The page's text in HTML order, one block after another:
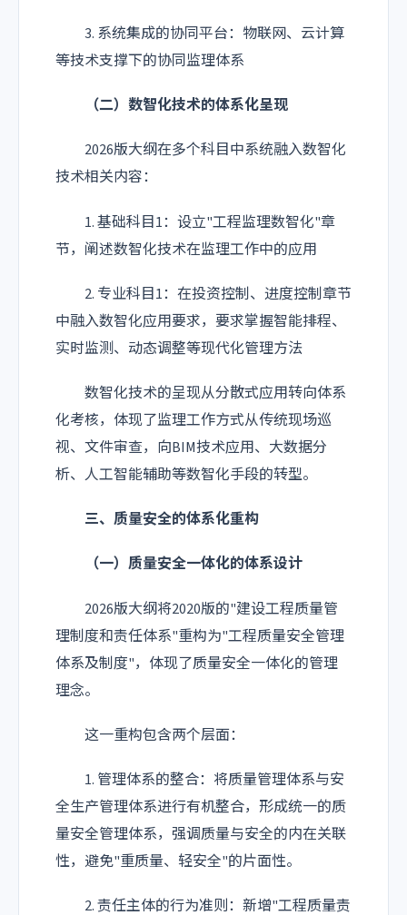
3. 系统集成的协同平台：物联网、云计算
等技术支撑下的协同监理体系
（二）数智化技术的体系化呈现
2026版大纲在多个科目中系统融入数智化
技术相关内容：
1. 基础科目1：设立"工程监理数智化"章
节，阐述数智化技术在监理工作中的应用
2. 专业科目1：在投资控制、进度控制章节
中融入数智化应用要求，要求掌握智能排程、
实时监测、动态调整等现代化管理方法
数智化技术的呈现从分散式应用转向体系
化考核，体现了监理工作方式从传统现场巡
视、文件审查，向BIM技术应用、大数据分
析、人工智能辅助等数智化手段的转型。
三、质量安全的体系化重构
（一）质量安全一体化的体系设计
2026版大纲将2020版的"建设工程质量管
理制度和责任体系"重构为"工程质量安全管理
体系及制度"，体现了质量安全一体化的管理
理念。
这一重构包含两个层面：
1. 管理体系的整合：将质量管理体系与安
全生产管理体系进行有机整合，形成统一的质
量安全管理体系，强调质量与安全的内在关联
性，避免"重质量、轻安全"的片面性。
2. 责任主体的行为准则：新增"工程质量责